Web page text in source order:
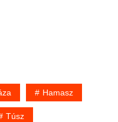
Hamasz
Túsz